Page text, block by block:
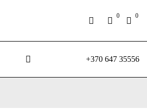
0 0
+370 647 35556